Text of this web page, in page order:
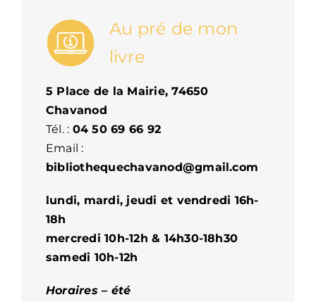
Au pré de mon
livre
5 Place de la Mairie, 74650
Chavanod
Tél. : 04 50 69 66 92
Email :
bibliothequechavanod@gmail.com
lundi, mardi, jeudi et vendredi 16h-
18h
mercredi 10h-12h & 14h30-18h30
samedi 10h-12h
Horaires – été